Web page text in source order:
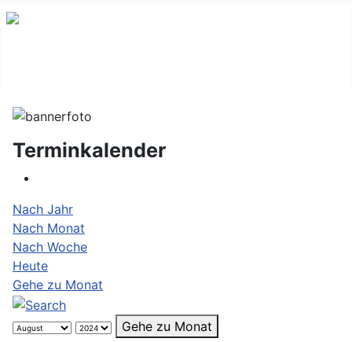
Terminkalender
Nach Jahr
Nach Monat
Nach Woche
Heute
Gehe zu Monat
Gehe zu Monat